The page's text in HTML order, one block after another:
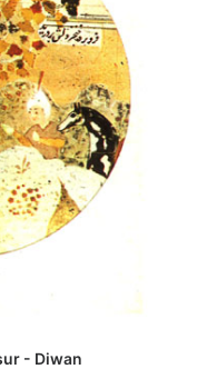
- Diwan